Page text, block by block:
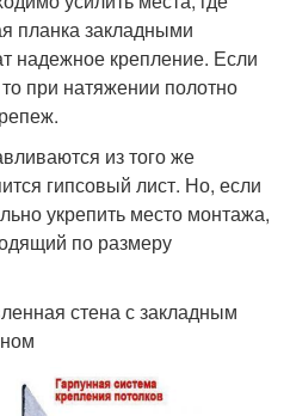
планка закладными
надежное крепление. Если
при натяжении полотно
из того же
гипсовый лист. Но, если
укрепить место монтажа,
по размеру
стена с закладным